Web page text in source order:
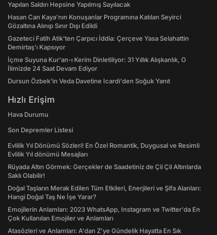
Yapılan Saldırı Hepsine Yapılmış Sayılacak
Hasan Can Kaya’nın Konuşanlar Programına Katılan Seyirci
Gözaltına Alınıp Sınır Dışı Edildi
Gazeteci Fatih Atik'ten Çarpıcı İddia: Çerçeve Yasa Selahattin
Demirtaş'ı Kapsıyor
İçme Suyuna Kur'an-ı Kerim Dinletiliyor: 31 Yıllık Alışkanlık, O
İlimizde 24 Saat Devam Ediyor
Dursun Özbek'in Veda Davetine Icardi'den Soğuk Yanıt
Hızlı Erişim
Hava Durumu
Son Depremler Listesi
Evlilik Yıl Dönümü Sözleri! En Özel Romantik, Duygusal ve Resimli
Evlilik Yıl dönümü Mesajları
Rüyada Altın Görmek: Gerçekler de Saadetiniz de Çil Çil Altınlarda
Saklı Olabilir!
Doğal Taşların Merak Edilen Tüm Etkileri, Enerjileri ve Şifa Alanları:
Hangi Doğal Taş Ne İşe Yarar?
Emojilerin Anlamları: 2023 WhatsApp, Instagram ve Twitter'da En
Çok Kullanılan Emojiler ve Anlamları
Atasözleri ve Anlamları: A'dan Z'ye Gündelik Hayatta En Sık